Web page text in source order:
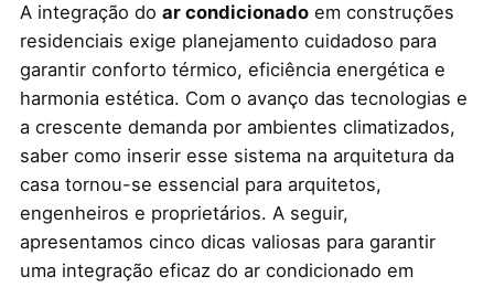
A integração do ar condicionadoem construções
residenciais exige planejamento cuidadoso para
garantir conforto térmico, eficiência energética e
harmonia estética. Com o avanço das tecnologias e
a crescente demanda por ambientes climatizados,
saber como inserir esse sistema na arquitetura da
casa tornou-se essencial para arquitetos,
engenheiros e proprietários. A seguir,
apresentamos cinco dicas valiosas para garantir
uma integração eficaz do ar condicionado em